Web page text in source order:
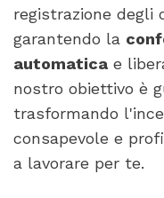
registrazione degli
garantendo la
automatica e
nostro obiettivo è
trasformando
consapevole e
a lavorare per te.